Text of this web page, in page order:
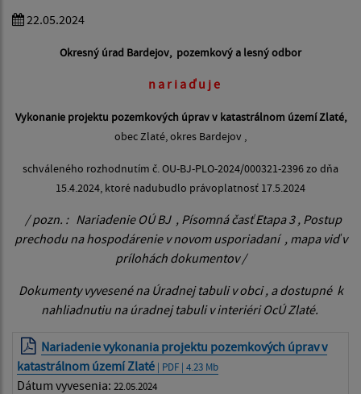
22.05.2024
Okresný úrad Bardejov, pozemkový a lesný odbor
n a r i a ď u j e
Vykonanie projektu pozemkových úprav v katastrálnom území Zlaté,
obec Zlaté, okres Bardejov ,
schváleného rozhodnutím č. OU-BJ-PLO-2024/000321-2396 zo dňa
15.4.2024, ktoré nadubudlo právoplatnosť 17.5.2024
/ pozn. : Nariadenie OÚ BJ , Písomná časť Etapa 3 , Postup
prechodu na hospodárenie v novom usporiadaní , mapa viď v
prílohách dokumentov /
Dokumenty vyvesené na Úradnej tabuli v obci , a dostupné k
nahliadnutiu na úradnej tabuli v interiéri OcÚ Zlaté.
Nariadenie vykonania projektu pozemkových úprav v
katastrálnom území Zlaté | PDF | 4.23 Mb
Dátum vyvesenia: 22.05.2024